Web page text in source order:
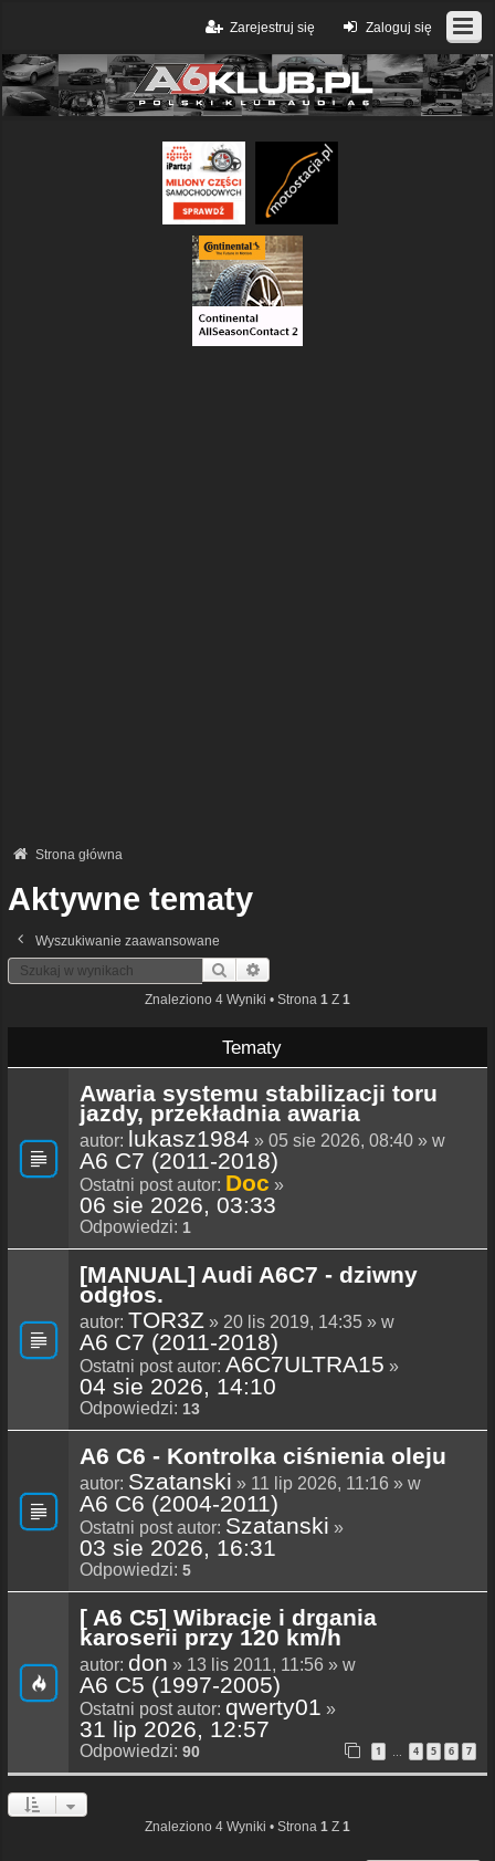
Zaloguj się
Zarejestruj się
Strona główna
Aktywne tematy
Wyszukiwanie zaawansowane
Szukaj
Znaleziono 4 Wyniki • Strona 1 Z 1
Tematy
Awaria systemu stabilizacji toru
jazdy, przekładnia awaria
autor: lukasz1984 » 05 sie 2026, 08:40 » w
A6 C7 (2011-2018)
Ostatni post autor: Doc »
06 sie 2026, 03:33
Odpowiedzi: 1
[MANUAL] Audi A6C7 - dziwny
odgłos.
autor: TOR3Z » 20 lis 2019, 14:35 » w
A6 C7 (2011-2018)
Ostatni post autor: A6C7ULTRA15 »
04 sie 2026, 14:10
Odpowiedzi: 13
A6 C6 - Kontrolka ciśnienia oleju
autor: Szatanski » 11 lip 2026, 11:16 » w
A6 C6 (2004-2011)
Ostatni post autor: Szatanski »
03 sie 2026, 16:31
Odpowiedzi: 5
[ A6 C5] Wibracje i drgania
karoserii przy 120 km/h
autor: don » 13 lis 2011, 11:56 » w
A6 C5 (1997-2005)
Ostatni post autor: qwerty01 »
31 lip 2026, 12:57
Odpowiedzi: 90 1 … 4 5 6 7
Znaleziono 4 Wyniki • Strona 1 Z 1